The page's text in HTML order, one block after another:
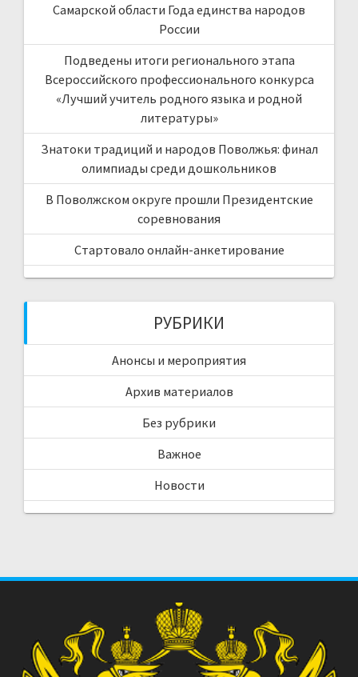
Самарской области Года единства народов
России
Подведены итоги регионального этапа
Всероссийского профессионального конкурса
«Лучший учитель родного языка и родной
литературы»
Знатоки традиций и народов Поволжья: финал
олимпиады среди дошкольников
В Поволжском округе прошли Президентские
соревнования
Стартовало онлайн-анкетирование
РУБРИКИ
Анонсы и мероприятия
Архив материалов
Без рубрики
Важное
Новости